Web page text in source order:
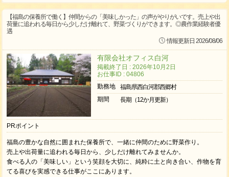
【福島の保養所で働く】仲間からの「美味しかった」の声がやりがいです。売上や出
荷量に追われる毎日から少しだけ離れて、野菜づくりができます。◎農作業経験者優
遇
情報更新日 2026/08/06
有限会社オフィス白河
掲載終了日 : 2026年10月2日
お仕事ID : 04806
勤務地
福島県西白河郡西郷村
期間
長期（12か月更新）
PRポイント
福島の豊かな自然に囲まれた保養所で、一緒に仲間のために野菜作り。
売上や出荷量に追われる毎日から、少しだけ離れてみませんか。
食べる人の「美味しい」という笑顔を大切に、純粋に土と向き合い、作物を育
てる喜びを実感できる仕事がここにあります。